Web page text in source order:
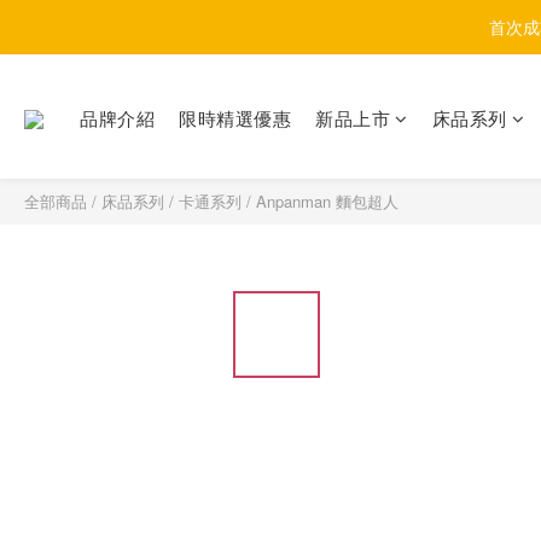
首次
品牌介紹 限時精選優惠 新品上市 床品系列
全部商品 / 床品系列 / 卡通系列 / Anpanman 麵包超人